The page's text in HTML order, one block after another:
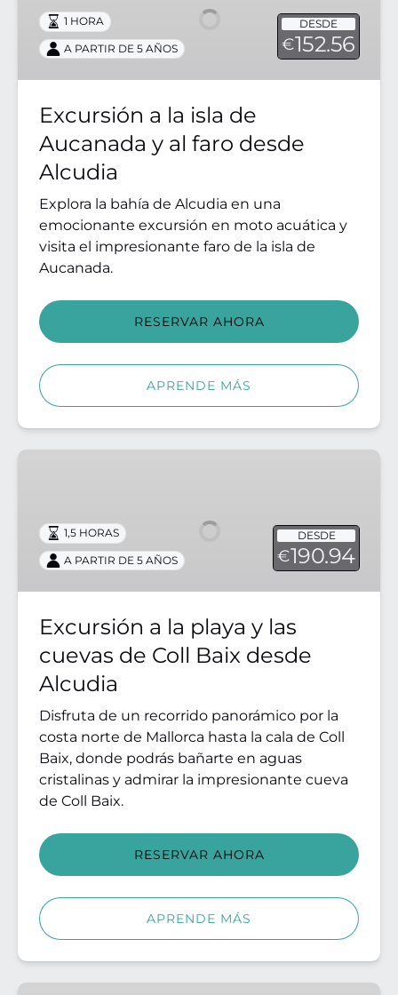
Aucanada
y
faro
desde
Alcudia
DESDE
€152.56
1 HORA
A PARTIR DE 5 AÑOS
Excursión a la isla de
Aucanada y al faro desde
Alcudia
Explora la bahía de Alcudia en una
emocionante excursión en moto acuática y
visita el impresionante faro de la isla de
Aucanada.
RESERVAR AHORA
APRENDE MÁS
playa
cuevas
Coll
Baix
desde
Alcudia
DESDE
€190.94
1,5 HORAS
A PARTIR DE 5 AÑOS
Excursión a la playa y las
cuevas de Coll Baix desde
Alcudia
Disfruta de un recorrido panorámico por la
costa norte de Mallorca hasta la cala de Coll
Baix, donde podrás bañarte en aguas
cristalinas y admirar la impresionante cueva
de Coll Baix.
RESERVAR AHORA
APRENDE MÁS